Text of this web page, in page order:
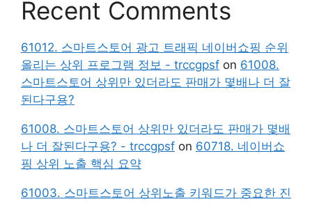
Recent Comments
61012. 스마트스토어 광고 트래픽 네이버쇼핑 순위
올리는 상위 프로그램 정보 - trccgpsf on 61008.
스마트스토어 상위만 있더라도 판매가 몇배나 더 잘
된다구용?
61008. 스마트스토어 상위만 있더라도 판매가 몇배
나 더 잘된다구용? - trccgpsf on 60718. 네이버쇼
핑 상위 노출 핵심 요약
61003. 스마트스토어 상위노출 키워드가 중요한 진